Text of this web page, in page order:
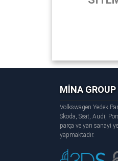
MİNA GROUP
Volkswagen Yedek
Skoda, Seat, Audi,
parça ve yan sanayi
yapmaktadır.